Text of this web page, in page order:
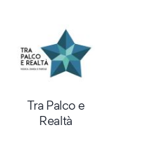
Tra Palco e
Realtà